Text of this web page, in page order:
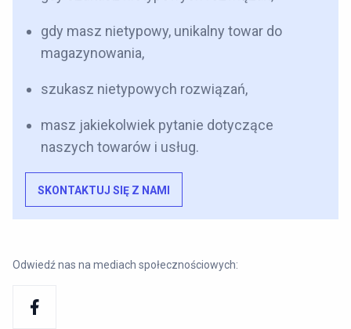
gdy masz nietypowy, unikalny towar do
magazynowania,
szukasz nietypowych rozwiązań,
masz jakiekolwiek pytanie dotyczące
naszych towarów i usług.
SKONTAKTUJ SIĘ Z NAMI
Odwiedź nas na mediach społecznościowych: